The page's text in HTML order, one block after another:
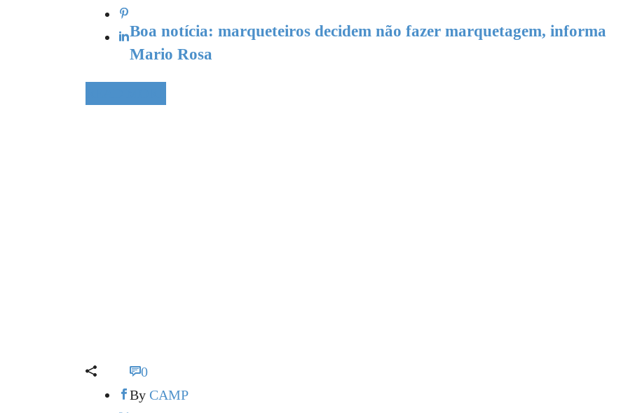
Boa notícia: marqueteiros decidem não fazer marquetagem, informa
Mario Rosa
0
By CAMP